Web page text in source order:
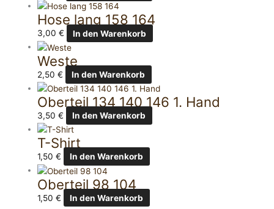
Hose lang 158 164
3,00€ In den Warenkorb
Weste
2,50€ In den Warenkorb
Oberteil 134 140 146 1. Hand
3,50€ In den Warenkorb
T-Shirt
1,50€ In den Warenkorb
Oberteil 98 104
1,50€ In den Warenkorb